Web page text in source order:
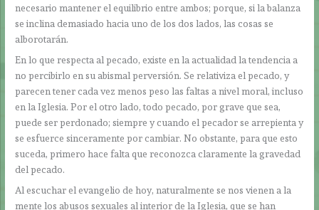
necesario mantener el equilibrio entre ambos; porque, si la balanza
se inclina demasiado hacia uno de los dos lados, las cosas se
alborotarán.
En lo que respecta al pecado, existe en la actualidad la tendencia a
no percibirlo en su abismal perversión. Se relativiza el pecado, y
parecen tener cada vez menos peso las faltas a nivel moral, incluso
en la Iglesia. Por el otro lado, todo pecado, por grave que sea,
puede ser perdonado; siempre y cuando el pecador se arrepienta y
se esfuerce sinceramente por cambiar. No obstante, para que esto
suceda, primero hace falta que reconozca claramente la gravedad
del pecado.
Al escuchar el evangelio de hoy, naturalmente se nos vienen a la
mente los abusos sexuales al interior de la Iglesia, que se han